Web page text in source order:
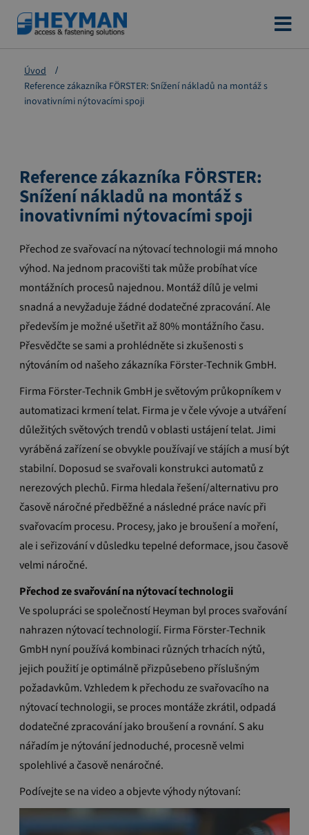
Přejít
na
Úvod
Reference zákazníka FÖRSTER: Snížení nákladů na montáž s
inovativními nýtovacími spoji
Reference zákazníka FÖRSTER:
Snížení nákladů na montáž s
inovativními nýtovacími spoji
Přechod ze svařovací na nýtovací technologii má mnoho
výhod. Na jednom pracovišti tak může probíhat více
montážních procesů najednou. Montáž dílů je velmi
snadná a nevyžaduje žádné dodatečné zpracování. Ale
především je možné ušetřit až 80% montážního času.
Přesvědčte se sami a prohlédněte si zkušenosti s
nýtováním od našeho zákazníka Förster-Technik GmbH.
Firma Förster-Technik GmbH je světovým průkopníkem v
automatizaci krmení telat. Firma je v čele vývoje a utváření
důležitých světových trendů v oblasti ustájení telat. Jimi
vyráběná zařízení se obvykle používají ve stájích a musí být
stabilní. Doposud se svařovali konstrukci automatů z
nerezových plechů. Firma hledala řešení/alternativu pro
časově náročné předběžné a následné práce navíc při
svařovacím procesu. Procesy, jako je broušení a moření,
ale i seřizování v důsledku tepelné deformace, jsou časově
velmi náročné.
Přechod ze svařování na nýtovací technologii
Ve spolupráci se společností Heyman byl proces svařování
nahrazen nýtovací technologií. Firma Förster-Technik
GmbH nyní používá kombinaci různých trhacích nýtů,
jejich použití je optimálně přizpůsebeno příslušným
požadavkům. Vzhledem k přechodu ze svařovacího na
nýtovací technologii, se proces montáže zkrátil, odpadá
dodatečné zpracování jako broušení a rovnání. S aku
nářadím je nýtování jednoduché, procesně velmi
spolehlivé a časově nenáročné.
Podívejte se na video a objevte výhody nýtovaní: